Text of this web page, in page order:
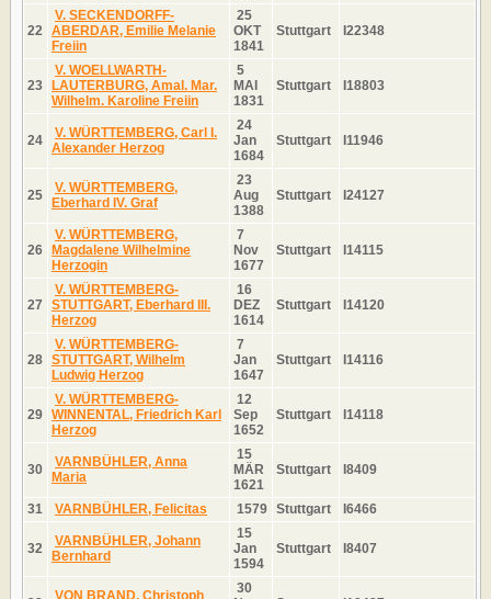
22
V. SECKENDORFF-
ABERDAR, Emilie Melanie
Freiin
25
OKT
1841
Stuttgart I22348
23
V. WOELLWARTH-
LAUTERBURG, Amal. Mar.
Wilhelm. Karoline Freiin
5
MAI
1831
Stuttgart I18803
24
V. WÜRTTEMBERG, Carl I.
Alexander Herzog
24
Jan
1684
Stuttgart I11946
25
V. WÜRTTEMBERG,
Eberhard IV. Graf
23
Aug
1388
Stuttgart I24127
26
V. WÜRTTEMBERG,
Magdalene Wilhelmine
Herzogin
7
Nov
1677
Stuttgart I14115
27
V. WÜRTTEMBERG-
STUTTGART, Eberhard III.
Herzog
16
DEZ
1614
Stuttgart I14120
28
V. WÜRTTEMBERG-
STUTTGART, Wilhelm
Ludwig Herzog
7
Jan
1647
Stuttgart I14116
29
V. WÜRTTEMBERG-
WINNENTAL, Friedrich Karl
Herzog
12
Sep
1652
Stuttgart I14118
30
VARNBÜHLER, Anna
Maria
15
MÄR
1621
Stuttgart I8409
31 VARNBÜHLER, Felicitas 1579 Stuttgart I6466
32
VARNBÜHLER, Johann
Bernhard
15
Jan
1594
Stuttgart I8407
VON BRAND, Christoph
30